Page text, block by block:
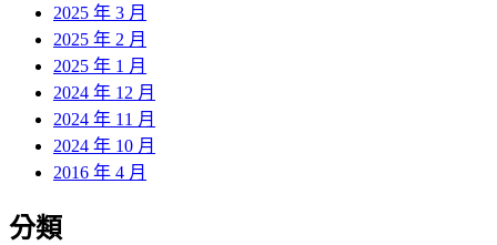
2025 年 3 月
2025 年 2 月
2025 年 1 月
2024 年 12 月
2024 年 11 月
2024 年 10 月
2016 年 4 月
分類